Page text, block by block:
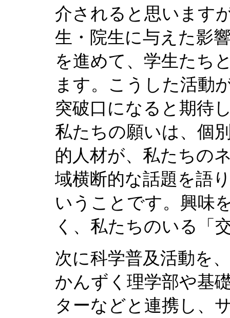
介されると思います
生・院生に与えた影
を進めて、学生たち
ます。こうした活動
突破口になると期待
私たちの願いは、個
的人材が、私たちの
域横断的な話題を語
いうことです。興味
く、私たちのいる「
次に科学普及活動を
かんずく理学部や基
ターなどと連携し、